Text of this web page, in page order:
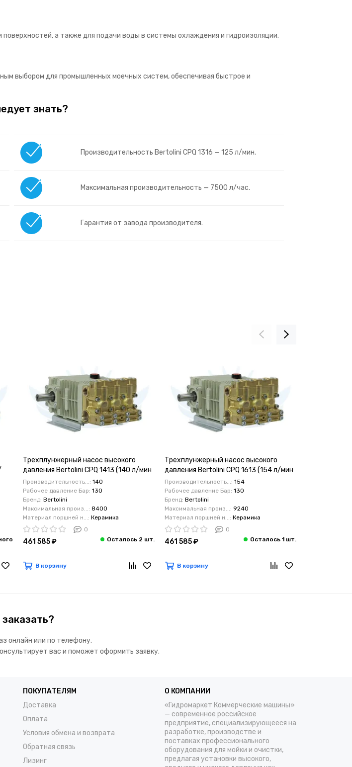
а также для подачи воды в системы охлаждения и гидроизоляции.
выбором для промышленных моечных систем, обеспечивая быстрое и
знать?
Производительность Bertolini CPQ 1316 — 125 л/мин.
Максимальная производительность — 7500 л/час.
Гарантия от завода производителя.
Трехплунжерный насос высокого
давления Bertolini CPQ 1413 (140 л/мин
130 бар) кВт 35,8
Производительность...: 140
Рабочее давление Бар: 130
Бренд: Bertolini
Максимальная произ...: 8400
Материал поршней н...: Керамика
0
461 585 ₽
В корзину
Трехплунжерный насос высокого
давления Bertolini CPQ 1613 (154 л/мин
130 бар) 39.5 кВт
Производительность...: 154
Рабочее давление Бар: 130
Бренд: Bertolini
Максимальная произ...: 9240
Материал поршней н...: Керамика
0
461 585 ₽
В корзину
заказать?
онлайн или по телефону.
вас и поможет оформить заявку.
ПОКУПАТЕЛЯМ
Доставка
Оплата
Условия обмена и возврата
Обратная связь
Лизинг
О КОМПАНИИ
«Гидромаркет Коммерческие машины»
— современное российское
предприятие, специализирующееся на
разработке, производстве и
поставках профессионального
оборудования для мойки и очистки,
предлагая установки высокого,